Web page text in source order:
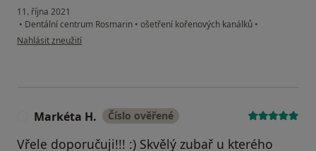
11. října 2021
• Dentální centrum Rosmarin • ošetření kořenových kanálků •
podle názoru uživatele T.B.
Nahlásit zneužití
Markéta H. Číslo ověřené
Vřele doporučuji!!! :) Skvělý zubař u kterého